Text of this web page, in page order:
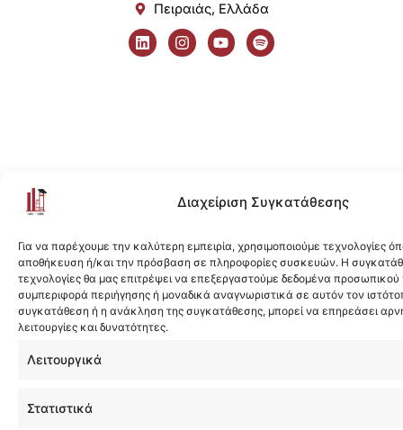
Διαχείριση Συγκατάθεσης
Για να παρέχουμε την καλύτερη εμπειρία, χρησιμοποιούμε τεχνολογίες
αποθήκευση ή/και την πρόσβαση σε πληροφορίες συσκευών. Η
τεχνολογίες θα μας επιτρέψει να επεξεργαστούμε δεδομένα
συμπεριφορά περιήγησης ή μοναδικά αναγνωριστικά σε αυτόν τον
συγκατάθεση ή η ανάκληση της συγκατάθεσης, μπορεί να επηρεάσει
λειτουργίες και δυνατότητες.
Λειτουργικά
Στατιστικά
Πειραιάς, Ελλάδα
L
i
n
I
n
s
Y
o
u
S
p
o